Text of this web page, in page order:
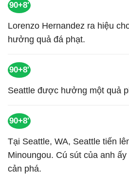
90+8'
Lorenzo Hernandez ra hiệu
hưởng quả đá phạt.
90+8'
Seattle được hưởng một quả
90+8'
Tại Seattle, WA, Seattle tiến
Minoungou. Cú sút của anh
cản phá.